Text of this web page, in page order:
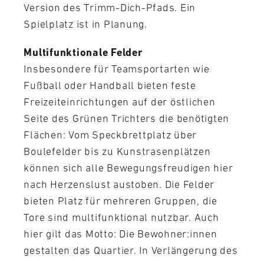
Version des Trimm-Dich-Pfads. Ein
Spielplatz ist in Planung.
Multifunktionale Felder
Insbesondere für Teamsportarten wie
Fußball oder Handball bieten feste
Freizeiteinrichtungen auf der östlichen
Seite des Grünen Trichters die benötigten
Flächen: Vom Speckbrettplatz über
Boulefelder bis zu Kunstrasenplätzen
können sich alle Bewegungsfreudigen hier
nach Herzenslust austoben. Die Felder
bieten Platz für mehreren Gruppen, die
Tore sind multifunktional nutzbar. Auch
hier gilt das Motto: Die Bewohner:innen
gestalten das Quartier. In Verlängerung des